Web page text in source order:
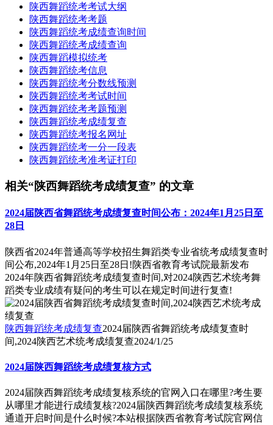
陕西舞蹈统考考试大纲
陕西舞蹈统考考题
陕西舞蹈统考成绩查询时间
陕西舞蹈统考成绩查询
陕西舞蹈模拟统考
陕西舞蹈统考信息
陕西舞蹈统考分数线预测
陕西舞蹈统考考试时间
陕西舞蹈统考考题预测
陕西舞蹈统考成绩复查
陕西舞蹈统考报名网址
陕西舞蹈统考一分一段表
陕西舞蹈统考准考证打印
相关“陕西舞蹈统考成绩复查” 的文章
2024届陕西省舞蹈统考成绩复查时间公布：2024年1月25日至
28日
陕西省2024年普通高等学校招生舞蹈类专业省统考成绩复查时
间公布,2024年1月25日至28日!陕西省教育考试院最新发布
2024年陕西省舞蹈统考成绩复查时间,对2024陕西艺术统考舞
蹈类专业成绩有疑问的考生可以在规定时间进行复查!
陕西舞蹈统考成绩复查2024届陕西省舞蹈统考成绩复查时
间,2024陕西艺术统考成绩复查2024/1/25
2024届陕西舞蹈统考成绩复核方式
2024届陕西舞蹈统考成绩复核系统的官网入口在哪里?考生要
从哪里才能进行成绩复核?2024届陕西舞蹈统考成绩复核系统
通道开启时间是什么时候?本站根据陕西省教育考试院官网信